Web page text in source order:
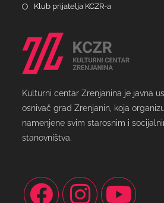
Klub prijatelja KCZR-a
Kulturni centar Zrenjanina je javna
osnivač grad Zrenjanin, koja
namenjene svim starosnim i
stanovništva.